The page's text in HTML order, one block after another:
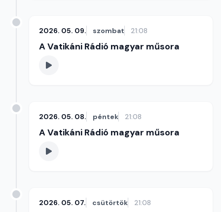
2026. 05. 09. szombat 21:08
A Vatikáni Rádió magyar műsora
2026. 05. 08. péntek 21:08
A Vatikáni Rádió magyar műsora
2026. 05. 07. csütörtök 21:08